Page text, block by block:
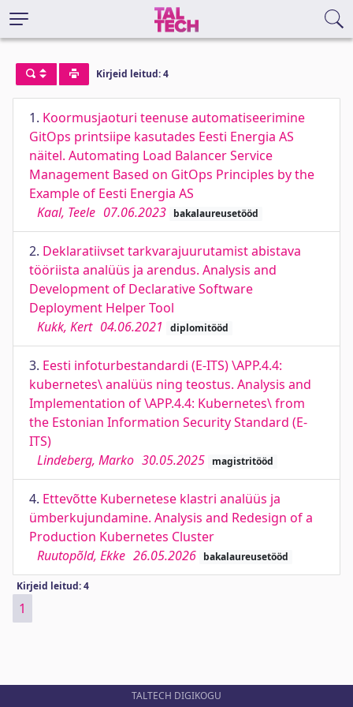
Kirjeid leitud: 4
1. Koormusjaoturi teenuse automatiseerimine
GitOps printsiipe kasutades Eesti Energia AS
näitel. Automating Load Balancer Service
Management Based on GitOps Principles by the
Example of Eesti Energia AS
Kaal, Teele 07.06.2023 bakalaureusetööd
2. Deklaratiivset tarkvarajuurutamist abistava
tööriista analüüs ja arendus. Analysis and
Development of Declarative Software
Deployment Helper Tool
Kukk, Kert 04.06.2021 diplomitööd
3. Eesti infoturbestandardi (E-ITS) \APP.4.4:
kubernetes\ analüüs ning teostus. Analysis and
Implementation of \APP.4.4: Kubernetes\ from
the Estonian Information Security Standard (E-
ITS)
Lindeberg, Marko 30.05.2025 magistritööd
4. Ettevõtte Kubernetese klastri analüüs ja
ümberkujundamine. Analysis and Redesign of a
Production Kubernetes Cluster
Ruutopõld, Ekke 26.05.2026 bakalaureusetööd
Kirjeid leitud: 4
1
TALTECH DIGIKOGU